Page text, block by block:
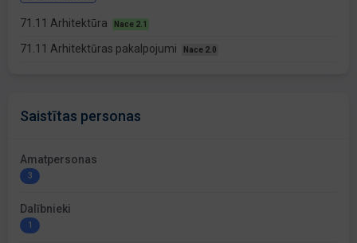
71.11 Arhitektūra Nace 2.1
71.11 Arhitektūras pakalpojumi Nace 2.0
Saistītas personas
Amatpersonas
3
Dalībnieki
1